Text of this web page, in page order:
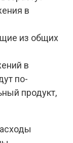
в
из общих
в
по-
продукт,